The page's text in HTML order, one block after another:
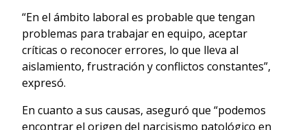
“En el ámbito laboral es probable que tengan
problemas para trabajar en equipo, aceptar
críticas o reconocer errores, lo que lleva al
aislamiento, frustración y conflictos constantes”,
expresó.
En cuanto a sus causas, aseguró que “podemos
encontrar el origen del narcisismo patológico en